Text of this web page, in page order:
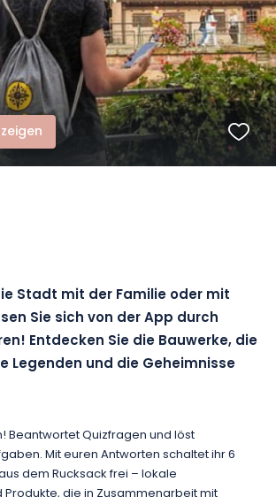
Stadt mit der Familie oder mit
Sie sich von der App durch
Entdecken Sie die Bauwerke, die
Legenden und die Geheimnisse
Beantwortet Quizfragen und löst
Mit euren Antworten schaltet ihr 6
dem Rucksack frei – lokale